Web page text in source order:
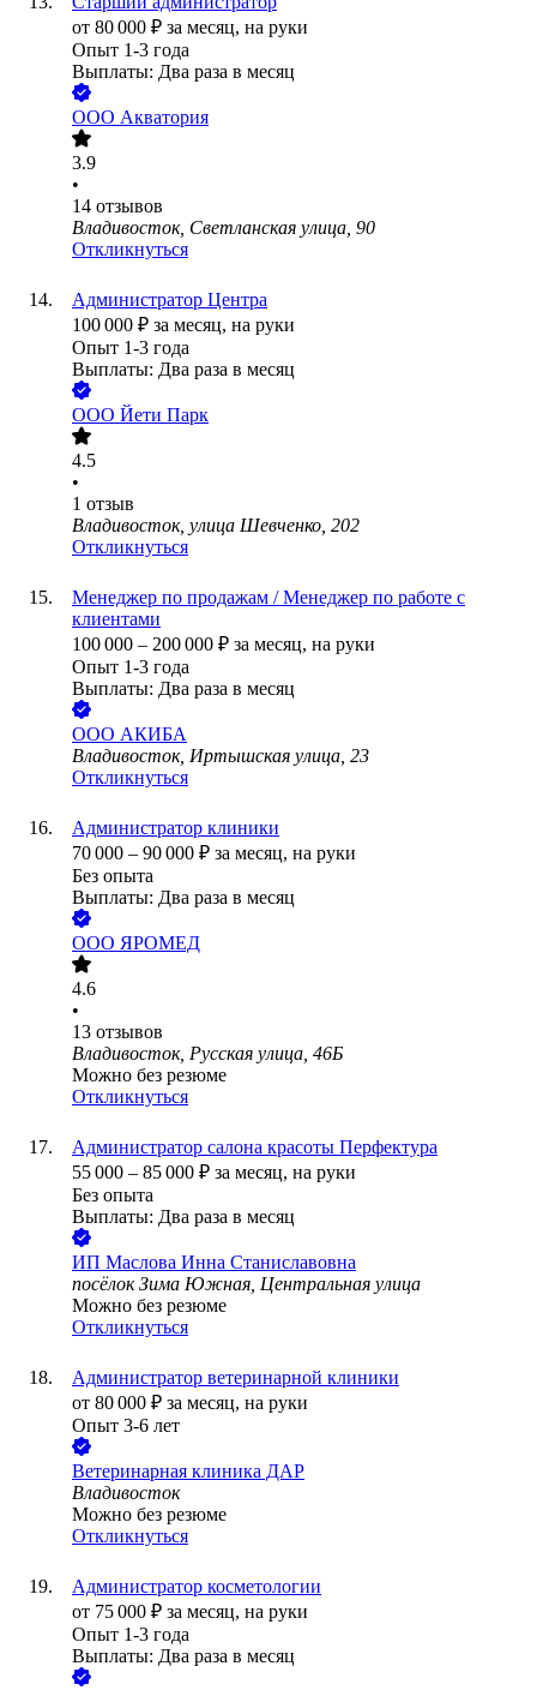
от 80 000 ₽ за месяц, на руки
Опыт 1-3 года
Выплаты: Два раза в месяц
ООО Акватория
3.9
•
14 отзывов
Владивосток, Светланская улица, 90
Откликнуться
Администратор Центра
100 000 ₽ за месяц, на руки
Опыт 1-3 года
Выплаты: Два раза в месяц
ООО Йети Парк
4.5
•
1 отзыв
Владивосток, улица Шевченко, 202
Откликнуться
Менеджер по продажам / Менеджер по работе с
клиентами
100 000 – 200 000 ₽ за месяц, на руки
Опыт 1-3 года
Выплаты: Два раза в месяц
ООО АКИБА
Владивосток, Иртышская улица, 23
Откликнуться
Администратор клиники
70 000 – 90 000 ₽ за месяц, на руки
Без опыта
Выплаты: Два раза в месяц
ООО ЯРОМЕД
4.6
•
13 отзывов
Владивосток, Русская улица, 46Б
Можно без резюме
Откликнуться
Администратор салона красоты Перфектура
55 000 – 85 000 ₽ за месяц, на руки
Без опыта
Выплаты: Два раза в месяц
ИП Маслова Инна Станиславовна
посёлок Зима Южная, Центральная улица
Можно без резюме
Откликнуться
Администратор ветеринарной клиники
от 80 000 ₽ за месяц, на руки
Опыт 3-6 лет
Ветеринарная клиника ДАР
Владивосток
Можно без резюме
Откликнуться
Администратор косметологии
от 75 000 ₽ за месяц, на руки
Опыт 1-3 года
Выплаты: Два раза в месяц